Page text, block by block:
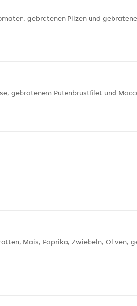
gebratenen Pilzen und
gebratenem Putenbrustfilet und
Mais, Paprika, Zwiebeln, Oliven,